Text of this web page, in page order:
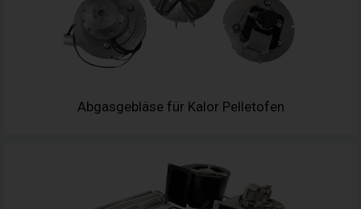
Abgasgebläse für Kalor Pelletofen